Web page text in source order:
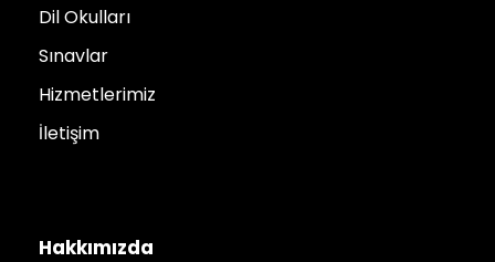
Dil Okulları
Sınavlar
Hizmetlerimiz
İletişim
Hakkımızda